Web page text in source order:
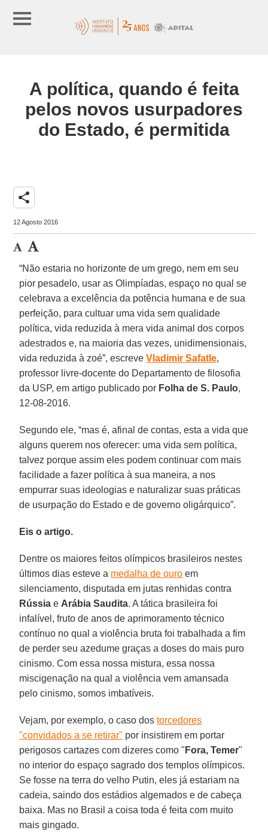
A política, quando é feita
pelos novos usurpadores
do Estado, é permitida
share
12 Agosto 2016
“Não estaria no horizonte de um grego, nem em seu
pior pesadelo, usar as Olimpíadas, espaço no qual se
celebrava a excelência da potência humana e de sua
perfeição, para cultuar uma vida sem qualidade
política, vida reduzida à mera vida animal dos corpos
adestrados e, na maioria das vezes, unidimensionais,
vida reduzida à zoé”, escreveVladimir Safatle,
professor livre-docente do Departamento de filosofia
da USP, em artigo publicado por Folha de S. Paulo,
12-08-2016.
Segundo ele, “mas é, afinal de contas, esta a vida que
alguns querem nos oferecer: uma vida sem política,
talvez porque assim eles podem continuar com mais
facilidade a fazer política à sua maneira, a nos
empurrar suas ideologias e naturalizar suas práticas
de usurpação do Estado e de governo oligárquico”.
Eis o artigo.
Dentre os maiores feitos olímpicos brasileiros nestes
últimos dias esteve a medalha de ouro em
silenciamento, disputada em jutas renhidas contra
Rússia e Arábia Saudita. A tática brasileira foi
infalível, fruto de anos de aprimoramento técnico
contínuo no qual a violência bruta foi trabalhada a fim
de perder seu azedume graças a doses do mais puro
cinismo. Com essa nossa mistura, essa nossa
miscigenação na qual a violência vem amansada
pelo cinismo, somos imbatíveis.
Vejam, por exemplo, o caso dostorcedores
"convidados a se retirar" por insistirem em portar
perigosos cartazes com dizeres como " Fora, Temer"
no interior do espaço sagrado dos templos olímpicos.
Se fosse na terra do velho Putin, eles já estariam na
cadeia, saindo dos estádios algemados e de cabeça
baixa. Mas no Brasil a coisa toda é feita com muito
mais gingado.